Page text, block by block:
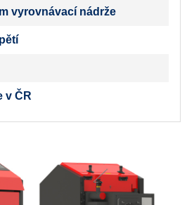
vyrovnávací nádrže
v ČR